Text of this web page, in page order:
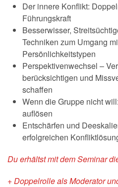
Der innere Konflikt:
Führungskraft
Besserwisser,
Techniken zum Umgang
Persönlichkeitstypen
Perspektivenwechsel –
berücksichtigen und
schaffen
Wenn die Gruppe nicht
auflösen
Entschärfen und
erfolgreichen
Du erhältst mit dem Seminar
+ Doppelrolle als Moderator